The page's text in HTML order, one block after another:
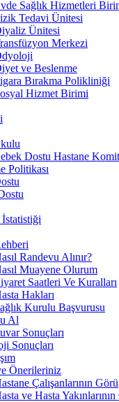
Sağlık Hizmetleri
Tedavi Ünitesi
Ünitesi
Merkezi
ve Beslenme
Bırakma Polikliniği
Hizmet Birimi
Dostu Hastane
Politikası
Randevu Alınır?
Muayene Olurum
Saatleri Ve Kuralları
Hakları
Kurulu Başvurusu
Al
Sonuçları
Sonuçları
Önerileriniz
Çalışanlarının
ve Hasta